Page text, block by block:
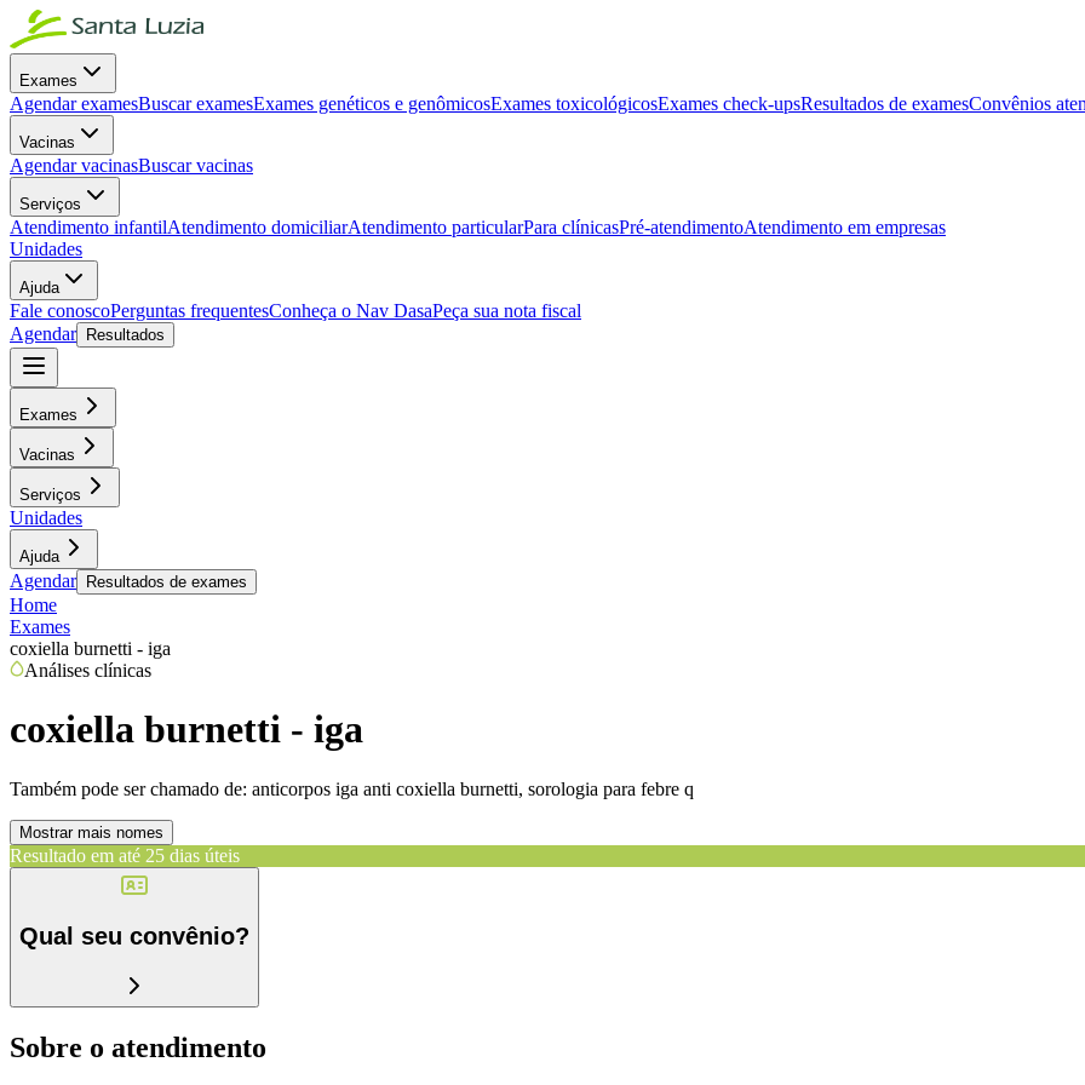
Exames
Agendar examesBuscar examesExames genéticos e genômicosExames toxicológicosExames check-upsResultados de examesConvênios
Vacinas
Agendar vacinasBuscar vacinas
Serviços
Atendimento infantilAtendimento domiciliarAtendimento particularPara clínicasPré-atendimentoAtendimento em empresas
Unidades
Ajuda
Fale conoscoPerguntas frequentesConheça o Nav DasaPeça sua nota fiscal
Agendar
Resultados
Exames
Vacinas
Serviços
Unidades
Ajuda
Agendar Resultados de exames
Home
Exames
coxiella burnetti - iga
Análises clínicas
coxiella burnetti - iga
Também pode ser chamado de: anticorpos iga anti coxiella burnetti, sorologia para febre q
Mostrar mais nomes
Resultado em até 25 dias úteis
Qual seu convênio?
Sobre o atendimento